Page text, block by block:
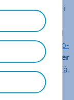
in modo che i
sempre in
sui motori
la vi­sua­liz­za­zio­
per
all’usabilità.
durante la
propria